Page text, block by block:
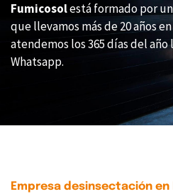
Fumicosolestá formado por
que llevamos más de 20 años
atendemos los 365 días del año
Whatsapp.
Empresa desinsectación en